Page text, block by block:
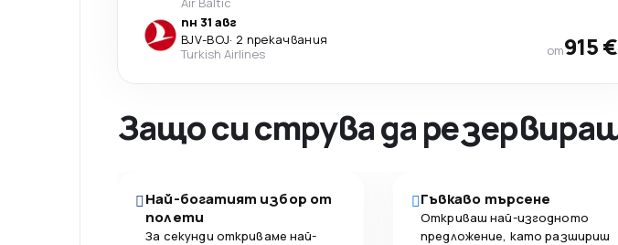
пн 31 авг
BJV-BOJ· 2 прекачвания
Turkish Airlines
от915 €
Защо си струва да
Най-богатият избор от
полети
За секунди откриваме най-
Гъвкаво търсене
Откриваш най-изгодното
предложение, като разшириш